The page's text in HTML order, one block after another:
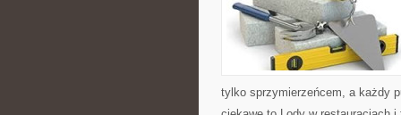
tylko sprzymierzeńcem, a każdy